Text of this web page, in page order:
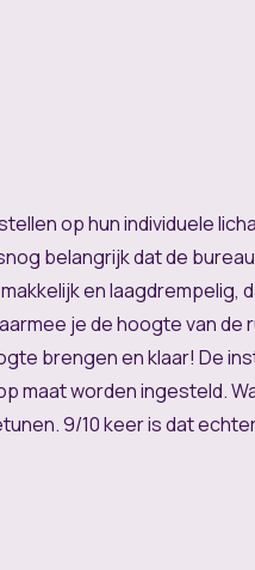
op hun individuele
belangrijk dat de
en laagdrempelig,
je de hoogte van de
brengen en klaar! De
maat worden ingesteld.
9/10 keer is dat